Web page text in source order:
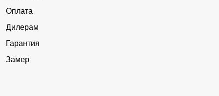
Оплата
Дилерам
Гарантия
Замер